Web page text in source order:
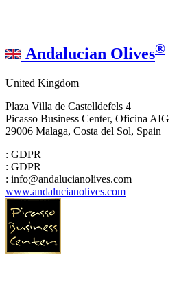
Andalucian Olives®
United Kingdom
Plaza Villa de Castelldefels 4
Picasso Business Center, Oficina AIG
29006 Malaga, Costa del Sol, Spain
: GDPR
: GDPR
: info@andalucianolives.com
www.andalucianolives.com